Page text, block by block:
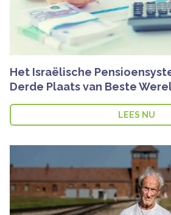
Het Israëlische
Derde Plaats van Beste
LEES NU